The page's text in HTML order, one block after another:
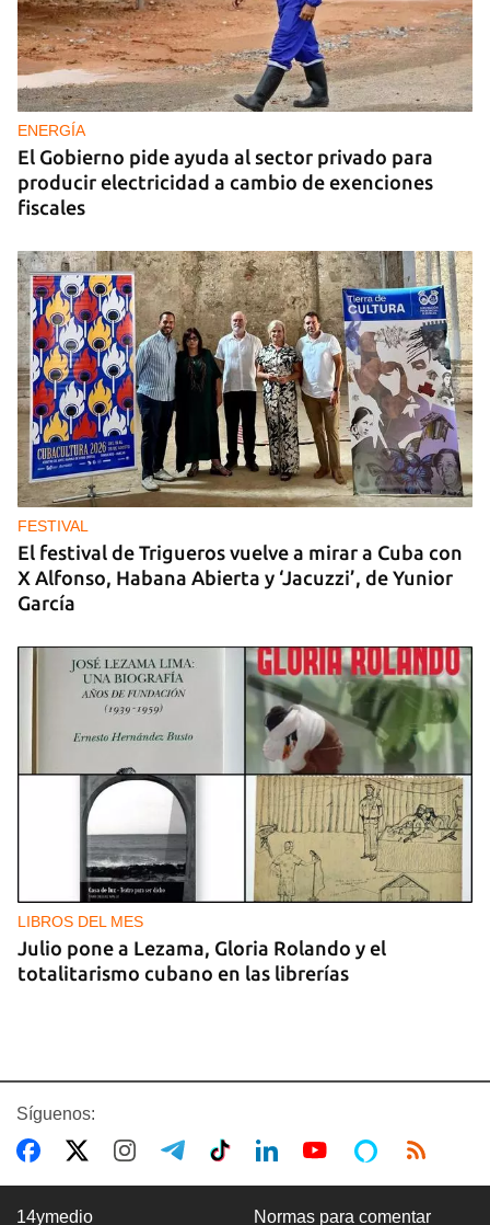
GUERRA
Ucrania ataca otro centro logístico del Amazon
ruso, esta vez en los Urales
ENERGÍA
El Gobierno pide ayuda al sector privado para
producir electricidad a cambio de exenciones
fiscales
FESTIVAL
El festival de Trigueros vuelve a mirar a Cuba con
X Alfonso, Habana Abierta y ‘Jacuzzi’, de Yunior
García
LIBROS DEL MES
Julio pone a Lezama, Gloria Rolando y el
totalitarismo cubano en las librerías
Síguenos:
14ymedio Normas para comentar